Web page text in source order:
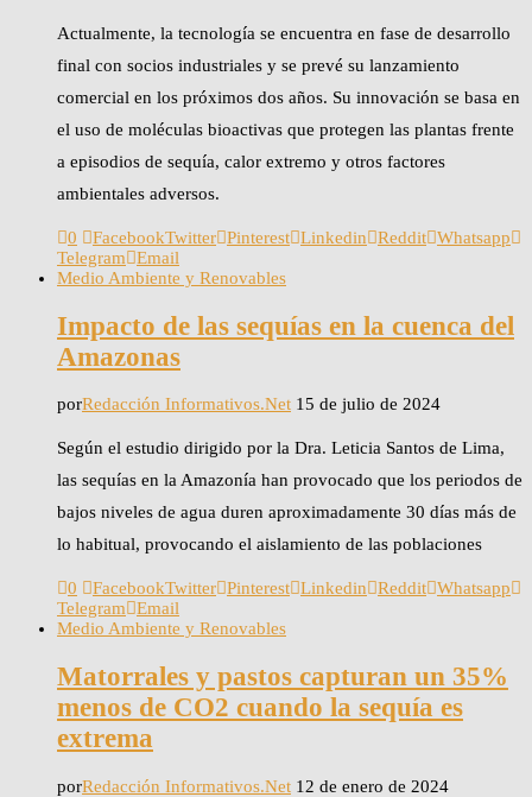
Actualmente, la tecnología se encuentra en fase de desarrollo
final con socios industriales y se prevé su lanzamiento
comercial en los próximos dos años. Su innovación se basa en
el uso de moléculas bioactivas que protegen las plantas frente
a episodios de sequía, calor extremo y otros factores
ambientales adversos.
0 FacebookTwitter Pinterest Linkedin Reddit Whatsapp
Telegram
Email
Medio Ambiente y Renovables
Impacto de las sequías en la cuenca del
Amazonas
porRedacción Informativos.Net 15 de julio de 2024
Según el estudio dirigido por la Dra. Leticia Santos de Lima,
las sequías en la Amazonía han provocado que los periodos de
bajos niveles de agua duren aproximadamente 30 días más de
lo habitual, provocando el aislamiento de las poblaciones
0 FacebookTwitter Pinterest Linkedin Reddit Whatsapp
Telegram Email
Medio Ambiente y Renovables
Matorrales y pastos capturan un 35%
menos de CO2 cuando la sequía es
extrema
porRedacción Informativos.Net 12 de enero de 2024